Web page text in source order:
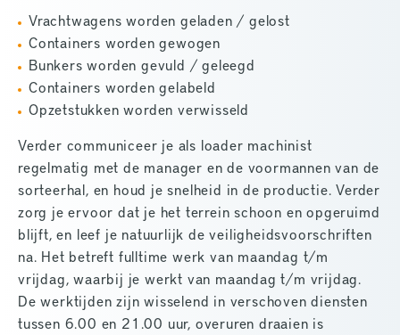
Vrachtwagens worden geladen / gelost
Containers worden gewogen
Bunkers worden gevuld / geleegd
Containers worden gelabeld
Opzetstukken worden verwisseld
Verder communiceer je als loader machinist
regelmatig met de manager en de voormannen van de
sorteerhal, en houd je snelheid in de productie. Verder
zorg je ervoor dat je het terrein schoon en opgeruimd
blijft, en leef je natuurlijk de veiligheidsvoorschriften
na. Het betreft fulltime werk van maandag t/m
vrijdag, waarbij je werkt van maandag t/m vrijdag.
De werktijden zijn wisselend in verschoven diensten
tussen 6.00 en 21.00 uur, overuren draaien is